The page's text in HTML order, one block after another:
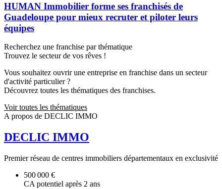
HUMAN Immobilier forme ses franchisés de
Guadeloupe pour mieux recruter et piloter leurs
équipes
Recherchez une franchise par thématique
Trouvez le secteur de vos rêves !
Vous souhaitez ouvrir une entreprise en franchise dans un secteur
d'activité particulier ?
Découvrez toutes les thématiques des franchises.
Voir toutes les thématiques
A propos de DECLIC IMMO
DECLIC IMMO
Premier réseau de centres immobiliers départementaux en exclusivité
500 000 €
CA potentiel après 2 ans